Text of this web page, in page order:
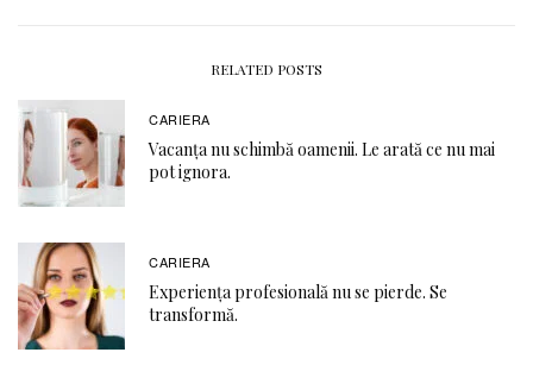
RELATED POSTS
CARIERA
Vacanța nu schimbă oamenii. Le arată ce nu mai
pot ignora.
CARIERA
Experiența profesională nu se pierde. Se
transformă.